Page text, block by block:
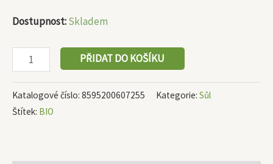
Dostupnost:Skladem
PŘIDAT DO KOŠÍKU
Katalogové číslo: 8595200607255 Kategorie: Sůl
Štítek: BIO